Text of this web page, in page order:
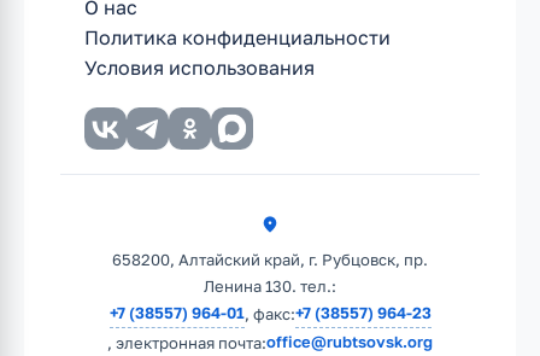
О нас
Политика конфиденциальности
Условия использования
658200, Алтайский край, г. Рубцовск, пр.
Ленина 130. тел.:
+7 (38557) 964-01, факс:+7 (38557) 964-23
, электронная почта:office@rubtsovsk.org